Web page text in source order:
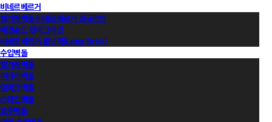
비네르베르거
벨기에벽돌 비네르베르거 정규라인
에겐순드 덴마크라인
비네르베르거 롱브릭(Long Brick)
수입벽돌
벨기에벽돌
이태리벽돌
덴마크벽돌
스페인벽돌
호주벽돌